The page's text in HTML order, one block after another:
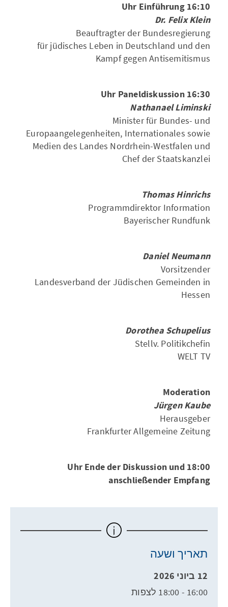
16:10 Uhr Einführung
Dr. Felix Klein
Beauftragter der Bundesregierung
für jüdisches Leben in Deutschland und den
Kampf gegen Antisemitismus
16:30 Uhr Paneldiskussion
Nathanael Liminski
Minister für Bundes- und
Europaangelegenheiten, Internationales sowie
Medien des Landes Nordrhein-Westfalen und
Chef der Staatskanzlei
Thomas Hinrichs
Programmdirektor Information
Bayerischer Rundfunk
Daniel Neumann
Vorsitzender
Landesverband der Jüdischen Gemeinden in
Hessen
Dorothea Schupelius
Stellv. Politikchefin
WELT TV
Moderation
Jürgen Kaube
Herausgeber
Frankfurter Allgemeine Zeitung
18:00 Uhr Ende der Diskussion und
anschließender Empfang
תאריך ושעה
12 ביוני 2026
16:00 - 18:00 לצפות